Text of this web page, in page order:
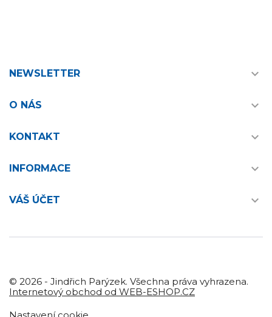
NEWSLETTER 
O NÁS 
KONTAKT 
INFORMACE 
VÁŠ ÚČET 
© 2026 - Jindřich Parýzek. Všechna práva vyhrazena.
Internetový obchod od WEB-ESHOP.CZ